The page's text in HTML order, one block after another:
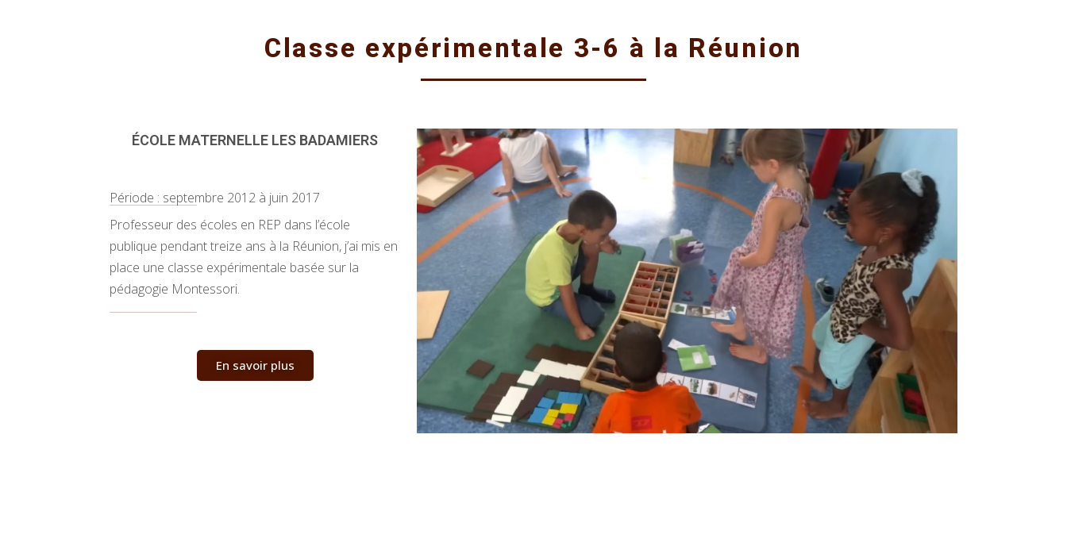
Classe expérimentale 3-6 à la Réunion
ÉCOLE MATERNELLE LES BADAMIERS
Période : septembre 2012 à juin 2017
Professeur des écoles en REP dans l’école
publique pendant treize ans à la Réunion, j’ai mis en
place une classe expérimentale basée sur la
pédagogie Montessori.
En savoir plus